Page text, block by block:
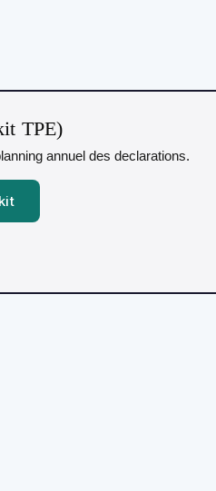
TPE)
annuel des declarations.